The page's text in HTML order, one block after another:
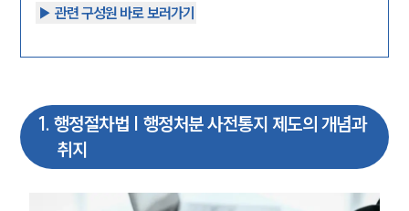
▶︎ 관련 구성원 바로 보러가기
1. 행정절차법 | 행정처분 사전통지 제도의 개념과
취지